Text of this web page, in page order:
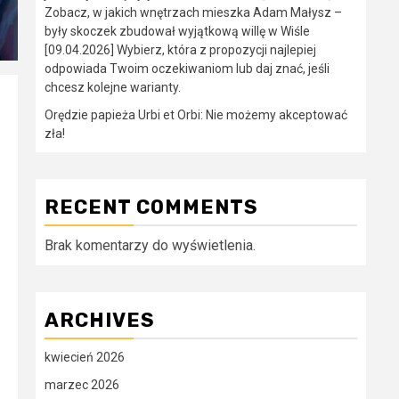
Zobacz, w jakich wnętrzach mieszka Adam Małysz –
były skoczek zbudował wyjątkową willę w Wiśle
[09.04.2026] Wybierz, która z propozycji najlepiej
odpowiada Twoim oczekiwaniom lub daj znać, jeśli
chcesz kolejne warianty.
Orędzie papieża Urbi et Orbi: Nie możemy akceptować
zła!
RECENT COMMENTS
Brak komentarzy do wyświetlenia.
ARCHIVES
kwiecień 2026
marzec 2026